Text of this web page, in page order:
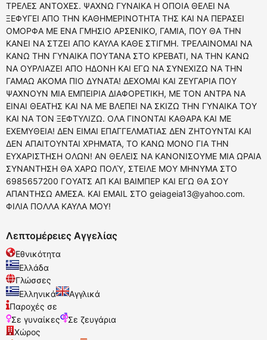
ΤΡΕΛΕΣ ΑΝΤΟΧΕΣ. ΨΑΧΝΩ ΓΥΝΑΙΚΑ Η ΟΠΟΙΑ ΘΕΛΕΙ ΝΑ
ΞΕΦΥΓΕΙ ΑΠΟ ΤΗΝ ΚΑΘΗΜΕΡΙΝΟΤΗΤΑ ΤΗΣ ΚΑΙ ΝΑ ΠΕΡΑΣΕΙ
ΟΜΟΡΦΑ ΜΕ ΕΝΑ ΓΜΗΣΙΟ ΑΡΣΕΝΙΚΟ, ΓΑΜΙΑ, ΠΟΥ ΘΑ ΤΗΝ
ΚΑΝΕΙ ΝΑ ΣΤΖΕΙ ΑΠΟ ΚΑΥΛΑ ΚΑΘΕ ΣΤΙΓΜΗ. ΤΡΕΛΑΙΝΟΜΑΙ ΝΑ
ΚΑΝΩ ΤΗΝ ΓΥΝΑΙΚΑ ΠΟΥΤΑΝΑ ΣΤΟ ΚΡΕΒΑΤΙ, ΝΑ ΤΗΝ ΚΑΝΩ
ΝΑ ΟΥΡΛΙΑΖΕΙ ΑΠΟ ΗΔΟΝΗ ΚΑΙ ΕΓΩ ΝΑ ΣΥΝΕΧΙΖΩ ΝΑ ΤΗΝ
ΓΑΜΑΩ ΑΚΟΜΑ ΠΙΟ ΔΥΝΑΤΑ! ΔΕΧΟΜΑΙ ΚΑΙ ΖΕΥΓΑΡΙΑ ΠΟΥ
ΨΑΧΝΟΥΝ ΜΙΑ ΕΜΠΕΙΡΙΑ ΔΙΑΦΟΡΕΤΙΚΗ, ΜΕ ΤΟΝ ΑΝΤΡΑ ΝΑ
ΕΙΝΑΙ ΘΕΑΤΗΣ ΚΑΙ ΝΑ ΜΕ ΒΛΕΠΕΙ ΝΑ ΣΚΙΖΩ ΤΗΝ ΓΥΝΑΙΚΑ ΤΟΥ
ΚΑΙ ΝΑ ΤΟΝ ΞΕΦΤΥΛΙΖΩ. ΟΛΑ ΓΙΝΟΝΤΑΙ ΚΑΘΑΡΑ ΚΑΙ ΜΕ
ΕΧΕΜΥΘΕΙΑ! ΔΕΝ ΕΙΜΑΙ ΕΠΑΓΓΕΛΜΑΤΙΑΣ ΔΕΝ ΖΗΤΟΥΝΤΑΙ ΚΑΙ
ΔΕΝ ΑΠΑΙΤΟΥΝΤΑΙ ΧΡΗΜΑΤΑ, ΤΟ ΚΑΝΩ ΜΟΝΟ ΓΙΑ ΤΗΝ
ΕΥΧΑΡΙΣΤΗΣΗ ΟΛΩΝ! ΑΝ ΘΕΛΕΙΣ ΝΑ ΚΑΝΟΝΙΣΟΥΜΕ ΜΙΑ ΩΡΑΙΑ
ΣΥΝΑΝΤΗΣΗ ΘΑ ΧΑΡΩ ΠΟΛΎ, ΣΤΕΙΛΕ ΜΟΥ ΜΗΝΥΜΑ ΣΤΟ
6985657200 ΓΟΥΑΤΣ ΑΠ ΚΑΙ ΒΑΙΜΠΕΡ ΚΑΙ ΕΓΩ ΘΑ ΣΟΥ
ΑΠΑΝΤΗΣΩ ΑΜΕΣΑ. ΚΑΙ EMAIL ΣΤΟ geiageia13@yahoo.com.
ΦΙΛΙΑ ΠΟΛΛΑ ΚΑΥΛΑ ΜΟΥ!
Λεπτομέρειες Αγγελίας
Εθνικότητα
Ελλάδα
Γλώσσες
Ελληνικά
Αγγλικά
Παροχές σε
Σε γυναίκες
Σε ζευγάρια
Χώρος